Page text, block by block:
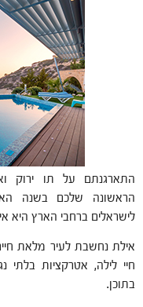
התארגנתם על תו ירוק
הראשונה שלכם בשנה
לישראלים ברחבי הארץ היא
אילת נחשבת לעיר מלאת
חיי לילה, אטרקציות
בתוכן.